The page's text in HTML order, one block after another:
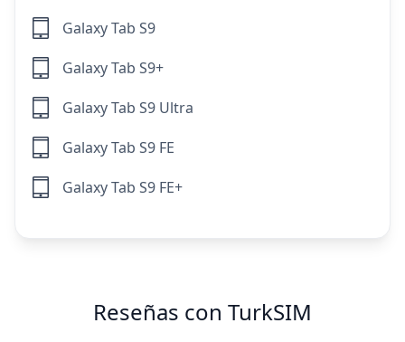
Galaxy Tab S9
Galaxy Tab S9+
Galaxy Tab S9 Ultra
Galaxy Tab S9 FE
Galaxy Tab S9 FE+
Reseñas con TurkSIM